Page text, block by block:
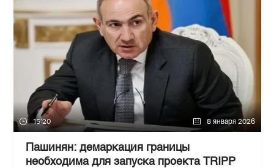
15:20 8 января 2026
Пашинян: демаркация границы
необходима для запуска проекта TRIPP